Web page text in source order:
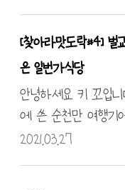
해요! 배달로도 주
저녁 6시쯤이면 대부
이제 들어가서 식사
니다! 우선 저는 실
추가해서 먹는 것을
저분은... 뭘까요 ㅋ
바글바글 합니다.
볼게요... 어딜 가나
부를 작성 아시죠??
고 입장하였습니다.
에도 가보았는데 본
[찾아라맛도락#4] 벌
은 일번가식당
안녕하세요 키 꼬입
에 쓴 순천만 여행
집이에요. 순천만 여
2021.03.27